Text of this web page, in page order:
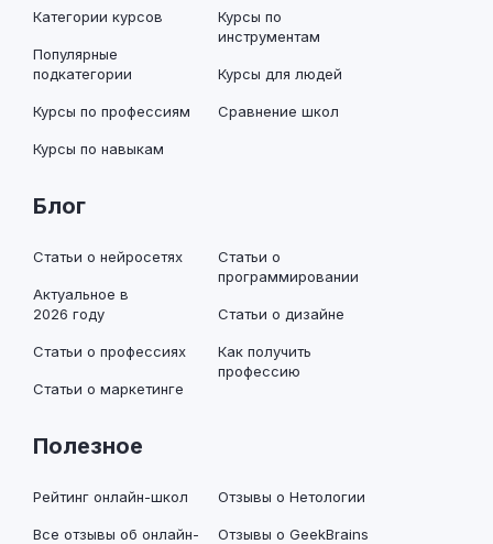
Категории курсов
Популярные
подкатегории
Курсы по профессиям
Курсы по навыкам
Курсы по
инструментам
Курсы для людей
Сравнение школ
Блог
Статьи о нейросетях
Актуальное в
2026 году
Статьи о профессиях
Статьи о маркетинге
Статьи о
программировании
Статьи о дизайне
Как получить
профессию
Полезное
Рейтинг онлайн-школ
Все отзывы об онлайн-
Отзывы о Нетологии
Отзывы о GeekBrains